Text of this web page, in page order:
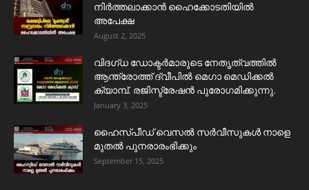
നിർത്തലാക്കാൻ ഹൈക്കോടതിയിൽ
അപേക്ഷ
August 2, 2025
വിദഗ്ധ ഡോക്ടർമാരുടെ നേതൃത്വത്തിൽ
ആന്ത്രോത്ത് ദ്വീപിൽ മെഗാ മെഡിക്കൽ
ക്യാമ്പ്. രജിസ്ട്രേഷൻ പുരോഗമിക്കുന്നു.
January 3, 2025
ഹൈസ്പീഡ് വെസൽ സർവീസുകൾ നാളെ
മുതൽ പുനരാരംഭിക്കും
September 15, 2025